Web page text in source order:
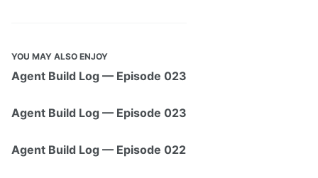
YOU MAY ALSO ENJOY
Agent Build Log — Episode 023
Agent Build Log — Episode 023
Agent Build Log — Episode 022